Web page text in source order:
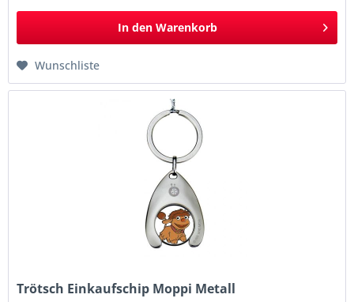
In den Warenkorb
Wunschliste
Trötsch Einkaufschip Moppi Metall